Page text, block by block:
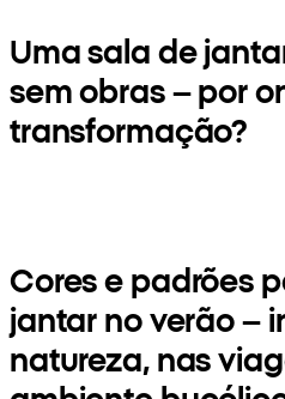
Uma sala de
sem obras – por
transformação?
Cores e padrões
jantar no verão –
natureza, nas